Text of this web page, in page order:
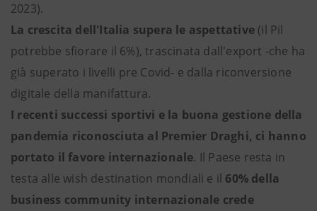
2023).
La crescita dell'Italia supera le aspettative (il Pil
potrebbe sfiorare il 6%), trascinata dall'export -che ha
già superato i livelli pre Covid- e dalla riconversione
digitale della manifattura.
I recenti successi sportivi e la buona gestione della
pandemia riconosciuta al Premier Draghi, ci hanno
portato il favore internazionale. Il Paese resta in
testa alle wish destination mondiali e il 60% della
business community internazionale crede